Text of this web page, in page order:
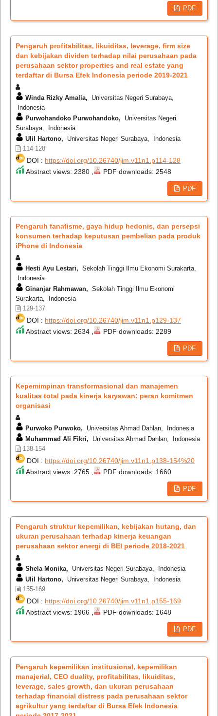
PDF
Pengaruh profitabilitas, likuiditas, leverage, firm size
dan kebijakan dividen terhadap nilai perusahaan pada
perusahaan sektor properties and real estate yang
terdaftar di Bursa Efek Indonesia periode 2019-2021
Winda Rizky Amalia, Universitas Negeri Surabaya,
Indonesia
Purwohandoko Purwohandoko, Universitas Negeri
Surabaya, Indonesia
Ulil Hartono, Universitas Negeri Surabaya, Indonesia
114-128
DOI : https://doi.org/10.26740/jim.v11n1.p114-128
Abstract views: 2380 ,
PDF downloads: 2548
PDF
Pengaruh fanatisme, gaya hidup hedonis, dan persepsi
konsumen terhadap keputusan pembelian pada produk
iPhone di Indonesia
Hesti Ayu Lestari, Sekolah Tinggi Ilmu Ekonomi Surakarta,
Indonesia
Ginanjar Rahmawan, Sekolah Tinggi Ilmu Ekonomi
Surakarta, Indonesia
129-137
DOI : https://doi.org/10.26740/jim.v11n1.p129-137
Abstract views: 2634 ,
PDF downloads: 2289
PDF
Kepemimpinan transformasional dan manajemen
kualitas total pada kinerja karyawan: peran komitmen
organisasi
Purwoko Purwoko, Universitas Ahmad Dahlan, Indonesia
Muhammad Ali Fikri, Universitas Ahmad Dahlan, Indonesia
138-154
DOI : https://doi.org/10.26740/jim.v11n1.p138-154%20
Abstract views: 2765 ,
PDF downloads: 1660
PDF
Pengaruh struktur kepemilikan, kebijakan hutang, dan
ukuran perusahaan terhadap kinerja keuangan
perusahaan sektor energi di BEI periode 2018-2021
Shela Monika, Universitas Negeri Surabaya, Indonesia
Ulil Hartono, Universitas Negeri Surabaya, Indonesia
155-169
DOI : https://doi.org/10.26740/jim.v11n1.p155-169
Abstract views: 1966 ,
PDF downloads: 1648
PDF
Pengaruh kepemilikan institusional, kepemilikan
manajerial, CEO duality, profitabilitas, likuiditas,
leverage, sales growth, dan ukuran perusahaan
terhadap financial distress pada perusahaan sektor
agrikultur yang terdaftar di Bursa Efek Indonesia